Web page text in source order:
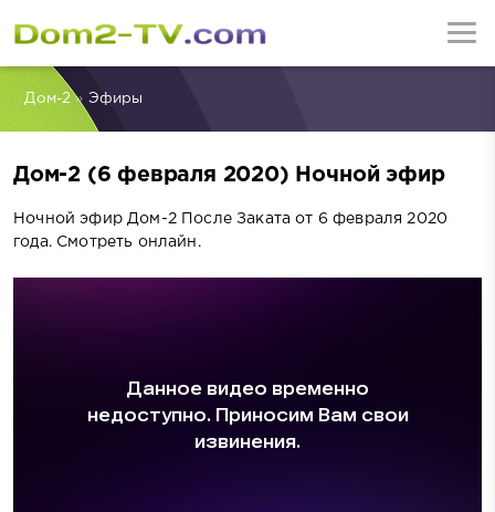
Дом-2» Эфиры
Дом-2 (6 февраля 2020) Ночной эфир
Ночной эфир Дом-2 После Заката от 6 февраля 2020
года. Смотреть онлайн.